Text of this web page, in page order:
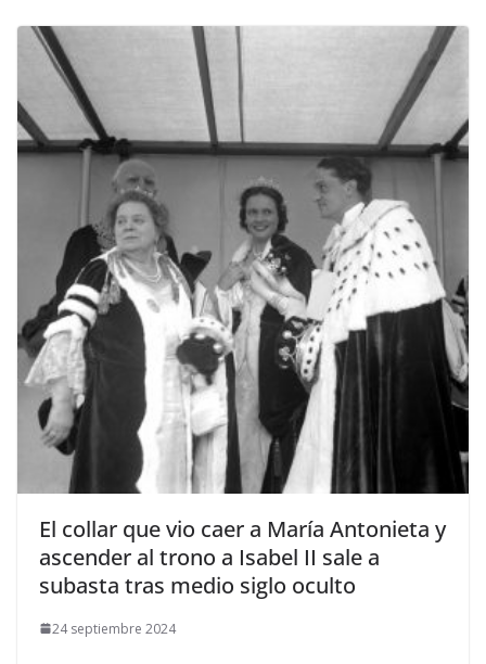
​El collar que vio caer a María Antonieta y
ascender al trono a Isabel II sale a
subasta tras medio siglo oculto
24 septiembre 2024